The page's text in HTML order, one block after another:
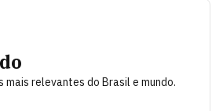
mais relevantes do Brasil e mundo.